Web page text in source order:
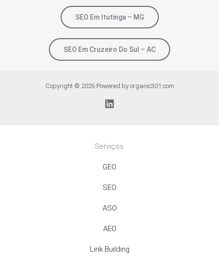
SEO Em Itutinga – MG
SEO Em Cruzeiro Do Sul – AC
Copyright © 2026 Powered by organic301.com
Serviços:
GEO
SEO
ASO
AEO
Link Building